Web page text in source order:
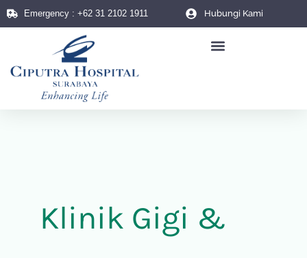
Skip
to
Emergency : +62 31 2102 1911 Hubungi Kami
Klinik Gigi &